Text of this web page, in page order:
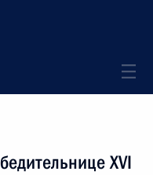
XVI